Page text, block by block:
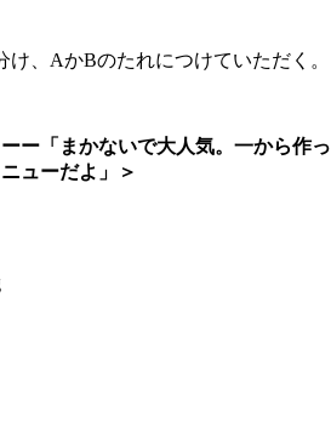
け、AかBのたれにつけていただく。
ー「まかないで大人気。一から作っ
ューだよ」＞